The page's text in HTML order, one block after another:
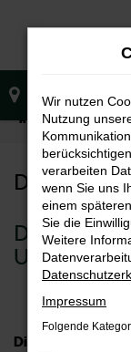
Zum
Startseite
UNSERE
Die Kontaktdaten
Wir nutzen
Nutzung
verarbeiten
wenn Sie uns
einem
Sie die
Weitere
Impressum
Folgende